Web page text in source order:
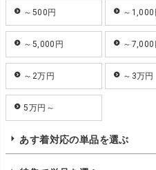
～500円 ～1,000
～5,000円 ～7,000
～2万円 ～3万円
5万円～
あす着対応の単品を選ぶ